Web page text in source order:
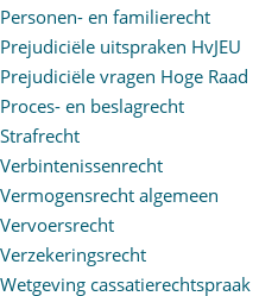
Personen- en familierecht
Prejudiciële uitspraken HvJEU
Prejudiciële vragen Hoge Raad
Proces- en beslagrecht
Strafrecht
Verbintenissenrecht
Vermogensrecht algemeen
Vervoersrecht
Verzekeringsrecht
Wetgeving cassatierechtspraak